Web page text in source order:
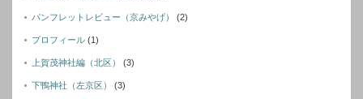
パンフレットレビュー（京みやげ） (2)
プロフィール (1)
上賀茂神社編（北区） (3)
下鴨神社（左京区） (3)